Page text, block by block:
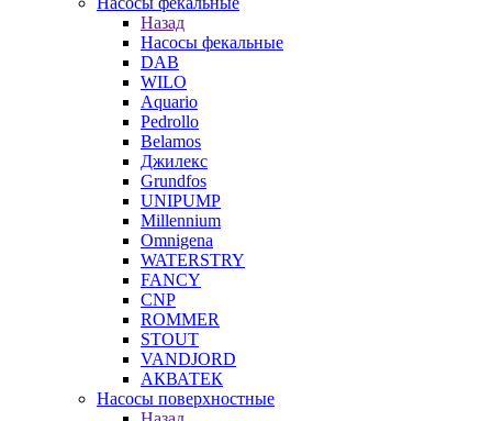
Назад
Насосы фекальные
DAB
WILO
Aquario
Pedrollo
Belamos
Джилекс
Grundfos
UNIPUMP
Millennium
Omnigena
WATERSTRY
FANCY
CNP
ROMMER
STOUT
VANDJORD
АКВАТЕК
Насосы поверхностные